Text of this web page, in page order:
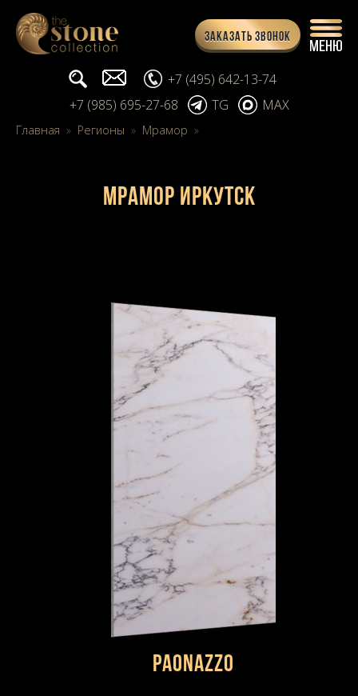
Заказать звонок
Поиск... info@stone-collection.ru
+7 (495) 642-13-74
+7 (985) 695-27-68
TG MAX
Главная » Регионы » Мрамор »
Мрамор Иркутск
Paonazzo